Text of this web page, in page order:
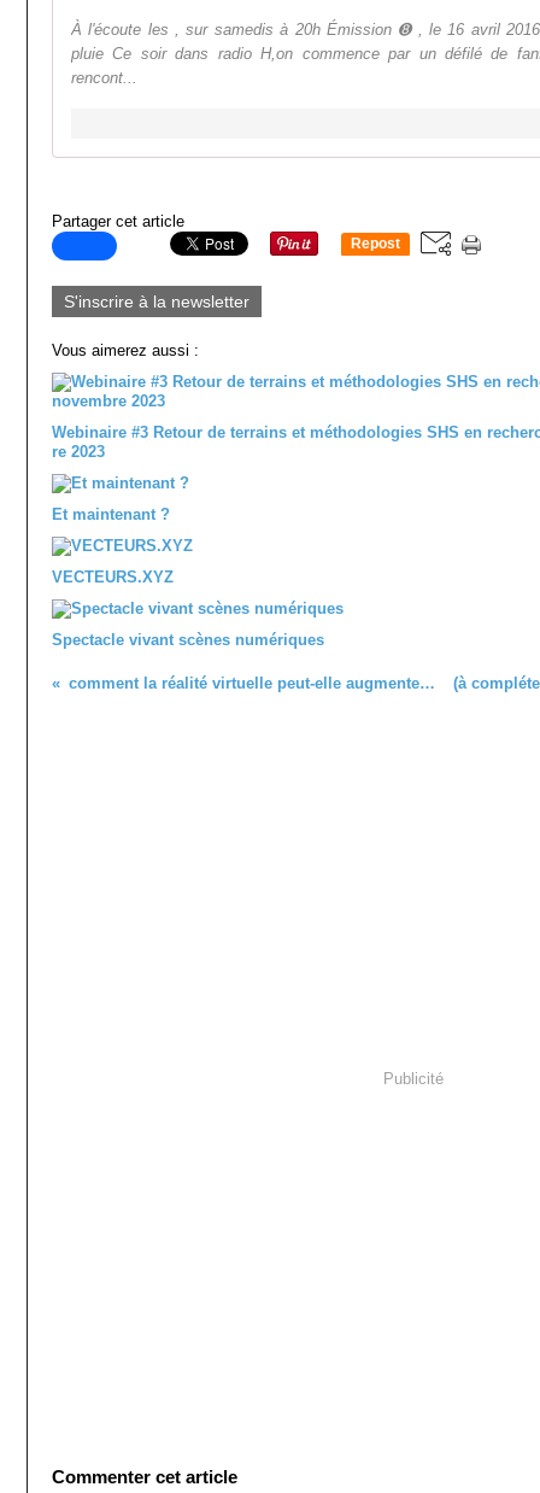
À l'écoute les , sur samedis à 20h Émission ➑ , le 16 avril
pluie Ce soir dans radio H,on commence par un défilé de
rencont...
Partager cet article
Repost
S'inscrire à la newsletter
Vous aimerez aussi :
Webinaire #3 Retour de terrains et méthodologies SHS en
re 2023
Et maintenant ?
VECTEURS.XYZ
Spectacle vivant scènes numériques
comment la réalité virtuelle peut-elle augmenter l’expérience culturelle ?
Publicité
Commenter cet article